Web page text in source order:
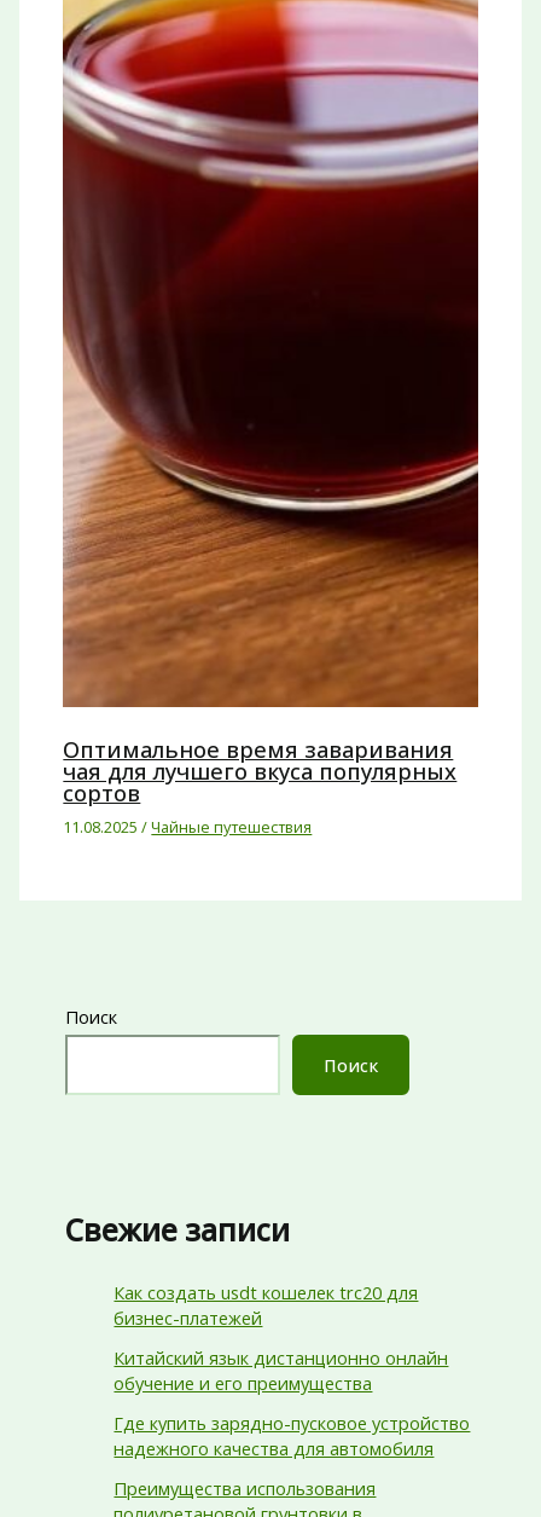
Оптимальное время заваривания
чая для лучшего вкуса популярных
сортов
11.08.2025/Чайные путешествия
Поиск
Поиск
Свежие записи
Как создать usdt кошелек trc20 для
бизнес-платежей
Китайский язык дистанционно онлайн
обучение и его преимущества
Где купить зарядно-пусковое устройство
надежного качества для автомобиля
Преимущества использования